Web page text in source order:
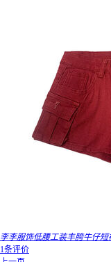
李李服饰低腰工装丰胯牛仔短
1条评价